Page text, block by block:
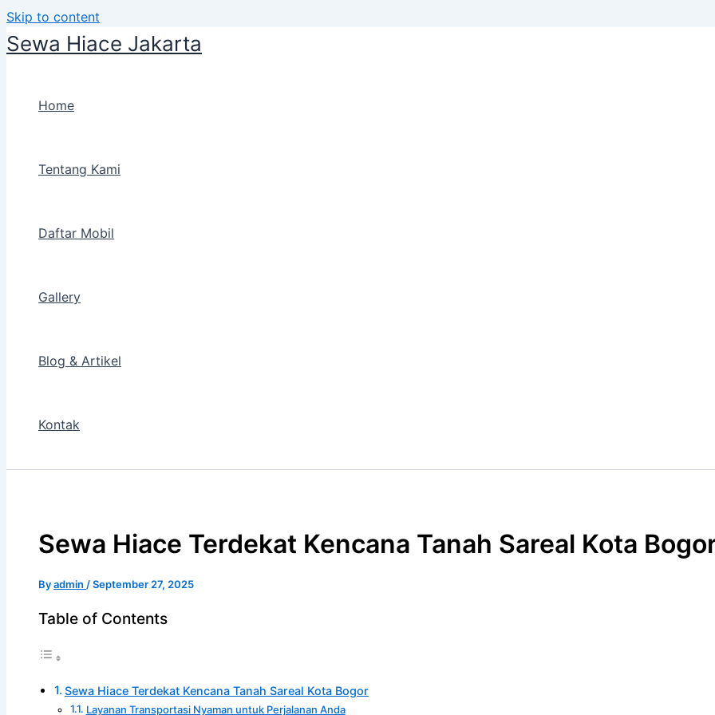
Skip to content
Sewa Hiace Jakarta
Home
Tentang Kami
Daftar Mobil
Gallery
Blog & Artikel
Kontak
Sewa Hiace Terdekat Kencana Tanah Sareal Kota
Byadmin /September 27, 2025
Table of Contents
Sewa Hiace Terdekat Kencana Tanah Sareal Kota Bogor
Layanan Transportasi Nyaman untuk Perjalanan Anda